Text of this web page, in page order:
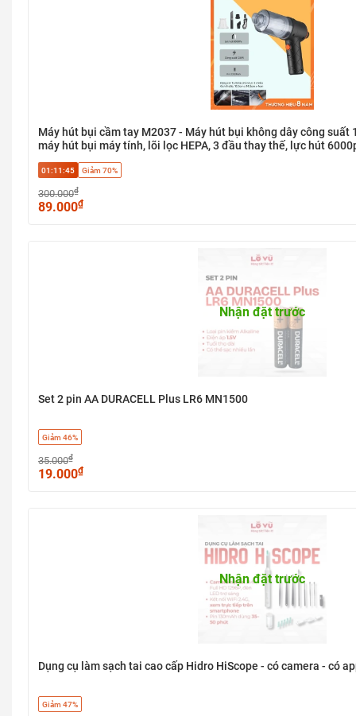
Máy hút bụi cầm tay M2037 - Máy hút bụi không dây công suất
máy hút bụi máy tính, lõi lọc HEPA, 3 đầu thay thế, lực hút
01:11:45 Giảm 70%
300.000₫
89.000₫
Nhận đặt trước
Set 2 pin AA DURACELL Plus LR6 MN1500
Giảm 46%
35.000₫
19.000₫
Nhận đặt trước
Dụng cụ làm sạch tai cao cấp Hidro HiScope - có camera - có
Giảm 47%